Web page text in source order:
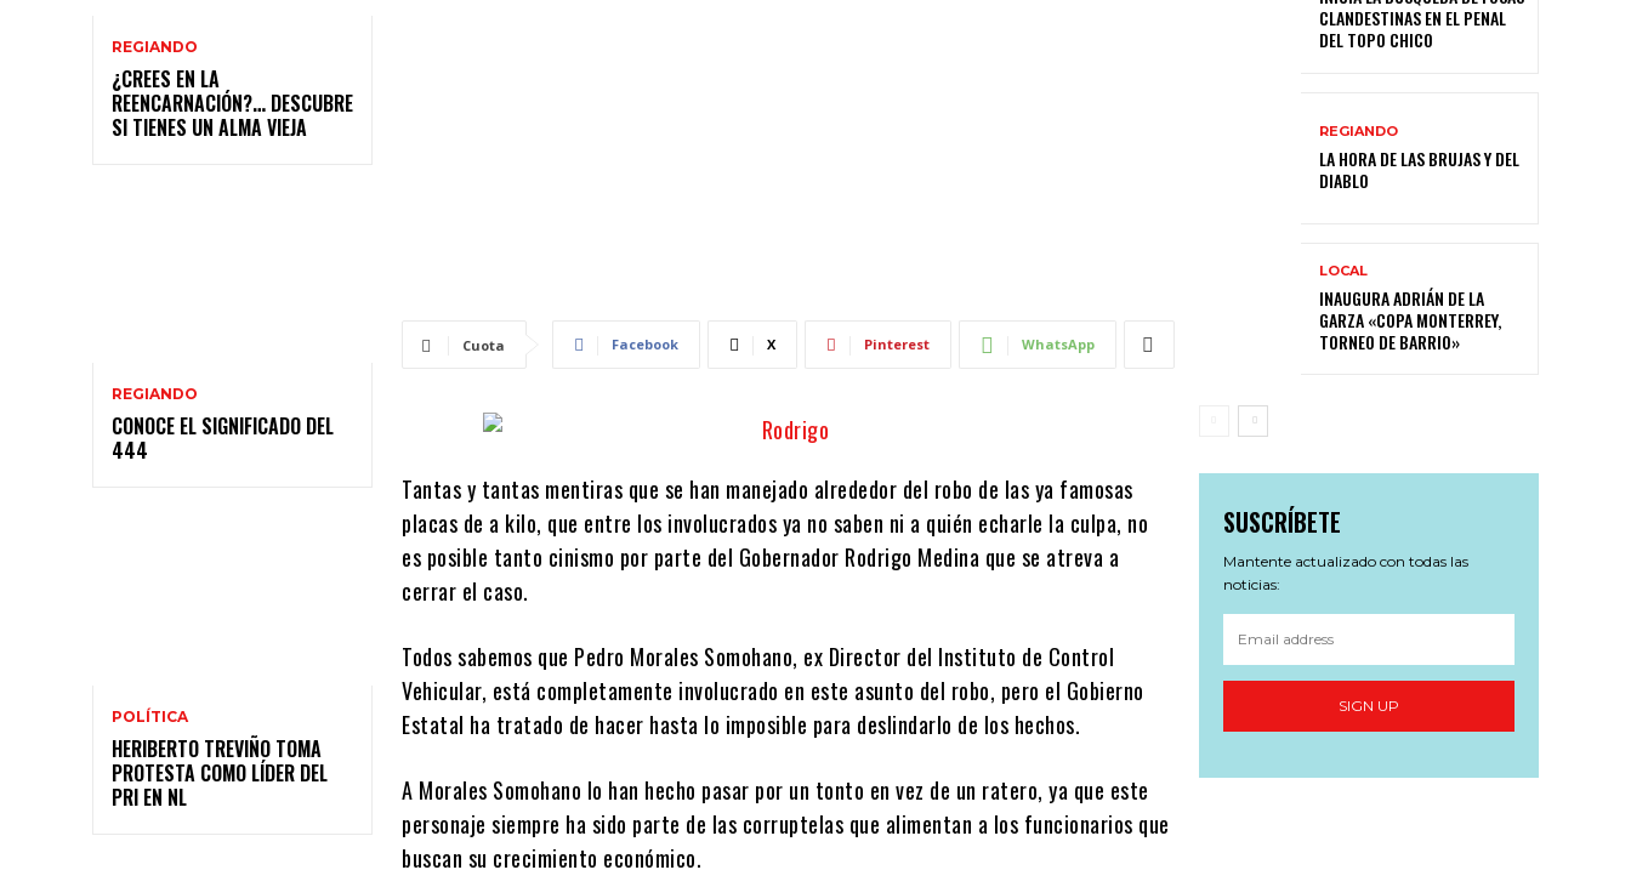
REGIANDO
¿CREES EN LA
REENCARNACIÓN?… DESCUBRE
SI TIENES UN ALMA VIEJA
REGIANDO
CONOCE EL SIGNIFICADO DEL
444
POLÍTICA
HERIBERTO TREVIÑO TOMA
PROTESTA COMO LÍDER DEL
PRI EN NL
Cuota Facebook X Pinterest WhatsApp
Tantas y tantas mentiras que se han manejado alrededor del robo de las ya famosas
placas de a kilo, que entre los involucrados ya no saben ni a quién echarle la culpa, no
es posible tanto cinismo por parte del Gobernador Rodrigo Medina que se atreva a
cerrar el caso.
Todos sabemos que Pedro Morales Somohano, ex Director del Instituto de Control
Vehicular, está completamente involucrado en este asunto del robo, pero el Gobierno
Estatal ha tratado de hacer hasta lo imposible para deslindarlo de los hechos.
A Morales Somohano lo han hecho pasar por un tonto en vez de un ratero, ya que este
personaje siempre ha sido parte de las corruptelas que alimentan a los funcionarios que
buscan su crecimiento económico.
CLANDESTINAS EN EL PENAL
DEL TOPO CHICO
REGIANDO
LA HORA DE LAS BRUJAS Y DEL
DIABLO
LOCAL
INAUGURA ADRIÁN DE LA
GARZA «COPA MONTERREY,
TORNEO DE BARRIO»
SUSCRÍBETE
Mantente actualizado con todas las
noticias:
SIGN UP